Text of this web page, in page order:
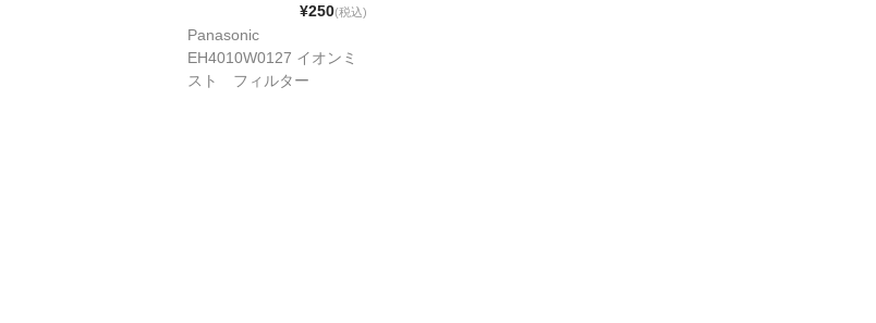
¥250(税込)
Panasonic
EH4010W0127 イオンミ
スト フィルター